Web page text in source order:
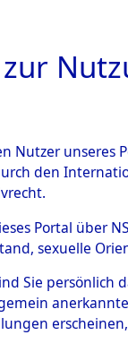
HOME
0001
Nutzer unseres
den
Portal über
sexuelle
Sie